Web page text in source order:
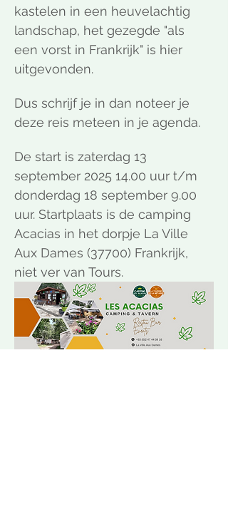
kastelen in een heuvelachtig
landschap, het gezegde "als
een vorst in Frankrijk" is hier
uitgevonden.
Dus schrijf je in dan noteer je
deze reis meteen in je agenda.
De start is zaterdag 13
september 2025 14.00 uur t/m
donderdag 18 september 9.00
uur. Startplaats is de camping
Acacias in het dorpje La Ville
Aux Dames (37700) Frankrijk,
niet ver van Tours.